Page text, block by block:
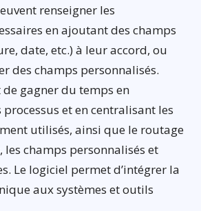
renseigner les
en ajoutant des champs
date, etc.) à leur accord, ou
des champs personnalisés.
gagner du temps en
et en centralisant les
utilisés, ainsi que le routage
les champs personnalisés et
Le logiciel permet d’intégrer la
aux systèmes et outils